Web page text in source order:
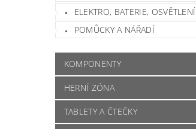
ELEKTRO, BATERIE, OSVĚTLENÍ
POMŮCKY A NÁŘADÍ
KOMPONENTY
HERNÍ ZÓNA
TABLETY A ČTEČKY